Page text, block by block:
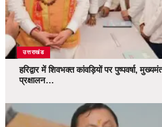
उत्तराखंड
हरिद्वार में शिवभक्त कांवड़ियों पर पुष्पवर्षा,
प्रक्षालन…